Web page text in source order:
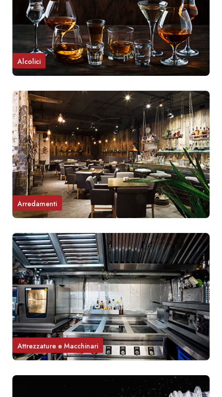
Alcolici
Arredamenti
Attrezzature e Macchinari